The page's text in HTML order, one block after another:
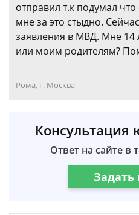
отправил т.к подумал
мне за это стыдно.
заявления в МВД. Мне 14
или моим родителям?
Рома, г. Москва
Консультация
Ответ на сайте в
Задать